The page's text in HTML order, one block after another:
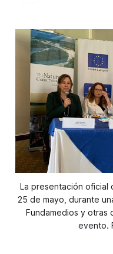
La presentación oficial
25 de mayo, durante
Fundamedios y otras
evento.